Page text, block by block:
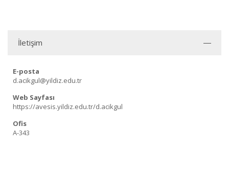
İletişim
E-posta
d.acikgul@yildiz.edu.tr
Web Sayfası
https://avesis.yildiz.edu.tr/d.acikgul
Ofis
A-343